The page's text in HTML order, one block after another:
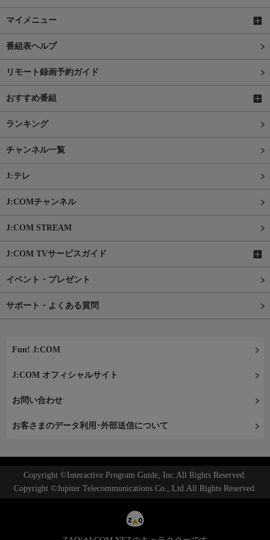
マイメニュー
番組表ヘルプ
リモート録画予約ガイド
おすすめ番組
ランキング
チャンネル一覧
J:テレ
J:COMチャンネル
J:COM STREAM
J:COM TVサービスガイド
イベント・プレゼント
サポート・よくある質問
Fun! J:COM
J:COM オフィシャルサイト
お問い合わせ
お客さまのデータ利用･外部送信について
Copyright ©Interactive Program Guide, Inc.All Rights Reserved.
Copyright ©Jupiter Telecommunications Co., Ltd.All Rights Reserved.